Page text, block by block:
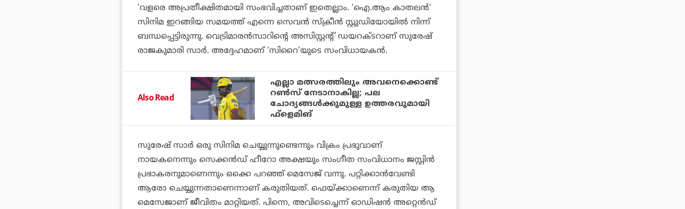
‘വളരെ അപ്രതീക്ഷിതമായി സംഭവിച്ചതാണ് ഇതെല്ലാം. ‘ഐ.ആം കാതലന്‍’
സിനിമ ഇറങ്ങിയ സമയത്ത് എന്നെ സെവന്‍ സ്‌ക്രീന്‍ സ്റ്റുഡിയോയില്‍ നിന്ന്
ബന്ധപ്പെട്ടിരുന്നു. വെട്രിമാരന്‍സാറിന്റെ അസിസ്റ്റന്റ് ഡയറക്ടറാണ് സുരേഷ്
രാജകുമാരി സാര്‍. അദ്ദേഹമാണ് ‘സിറൈ’യുടെ സംവിധായകന്‍.
Also Read
എല്ലാ മത്സരത്തിലും അവനെക്കൊണ്ട്
റണ്‍സ് നേടാനാകില്ല; പല
ചോദ്യങ്ങള്‍ക്കുമുള്ള ഉത്തരവുമായി
ഫ്‌ളെമിങ്
സുരേഷ് സാര്‍ ഒരു സിനിമ ചെയ്യുന്നുണ്ടെന്നും വിക്രം പ്രഭുവാണ്
നായകനെന്നും സെക്കന്‍ഡ് ഹീറോ അക്ഷയും സംഗീത സംവിധാനം ജസ്റ്റിന്‍
പ്രഭാകരനുമാണെന്നും ഒക്കെ പറഞ്ഞ് മെസേജ് വന്നു. പറ്റിക്കാന്‍വേണ്ടി
ആരോ ചെയ്യുന്നതാണെന്നാണ് കരുതിയത്. ഫെയ്ക്കാണെന്ന് കരുതിയ ആ
മെസേജാണ് ജീവിതം മാറ്റിയത്. പിന്നെ, അവിടെച്ചെന്ന് ഓഡിഷന്‍ അറ്റെന്‍ഡ്